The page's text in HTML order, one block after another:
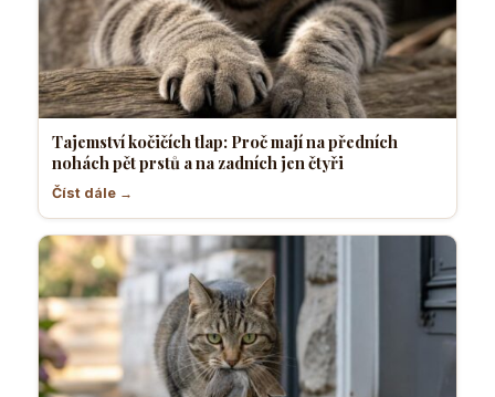
Tajemství kočičích tlap: Proč mají na předních
nohách pět prstů a na zadních jen čtyři
Číst dále →